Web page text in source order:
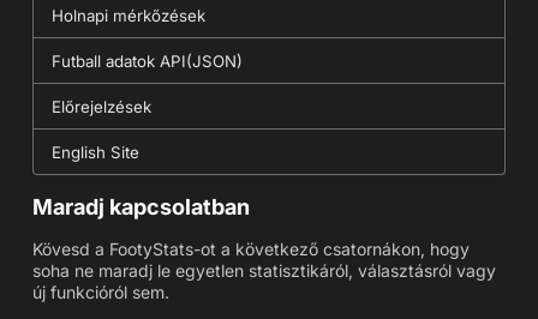
Holnapi mérkőzések
Futball adatok API(JSON)
Előrejelzések
English Site
Maradj kapcsolatban
Kövesd a FootyStats-ot a következő csatornákon, hogy
soha ne maradj le egyetlen statisztikáról, választásról vagy
új funkcióról sem.